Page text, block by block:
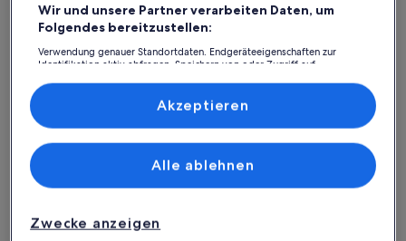
Attraktionen
1
Jægersborggade
Wir und unsere Partner verarbeiten Daten, um
Folgendes bereitzustellen:
Verwendung genauer Standortdaten. Endgeräteeigenschaften zur
Identifikation aktiv abfragen. Speichern von oder Zugriff auf
Inhalte, Messung von Werbeleistung und der Performance von Inhalten,
Zielgruppenforschung sowie Entwicklung und Verbesserung von
Liste der Partner (Lieferanten)
Zwecke anzeigen
Alle ablehnen
Akzeptieren